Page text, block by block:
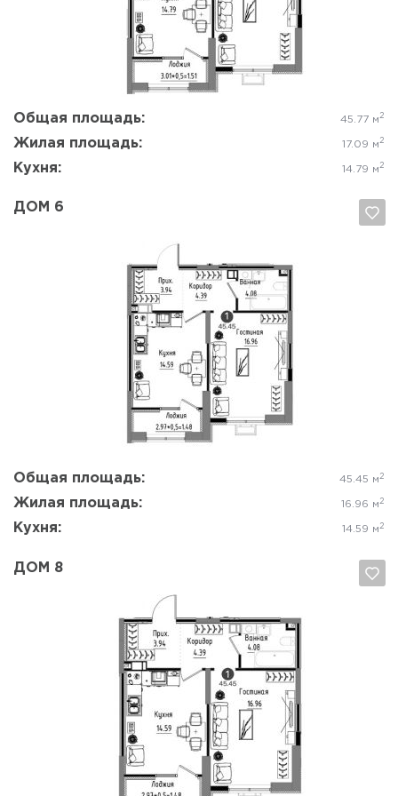
Общая площадь: 45.77 м 2
Жилая площадь: 17.09 м 2
Кухня: 14.79 м 2
Да, удалить Отмена
ДОМ 6
Общая площадь: 45.45 м 2
Жилая площадь: 16.96 м 2
Кухня: 14.59 м 2
Да, удалить Отмена
ДОМ 8
Да, удалить Отмена